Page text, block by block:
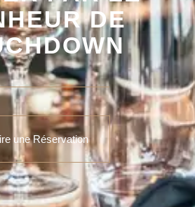
DE
une Réservation